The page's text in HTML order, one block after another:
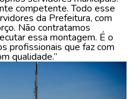
competente. Todo esse
da Prefeitura, com
Não contratamos
essa montagem. É o
profissionais que faz com
qualidade.”